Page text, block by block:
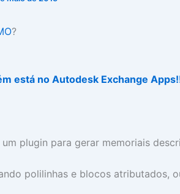
?
está no Autodesk Exchange
um plugin para gerar memoriais
polilinhas e blocos atributados,